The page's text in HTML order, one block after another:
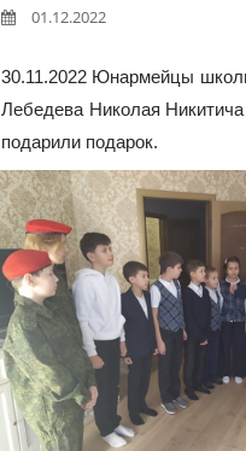
01.12.2022
30.11.2022 Юнармейцы
Лебедева Николая
подарили подарок.